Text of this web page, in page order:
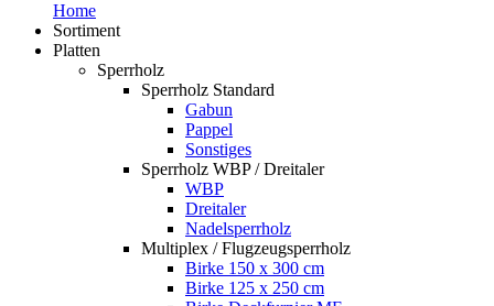
Home
Sortiment
Platten
Sperrholz
Sperrholz Standard
Gabun
Pappel
Sonstiges
Sperrholz WBP / Dreitaler
WBP
Dreitaler
Nadelsperrholz
Multiplex / Flugzeugsperrholz
Birke 150 x 300 cm
Birke 125 x 250 cm